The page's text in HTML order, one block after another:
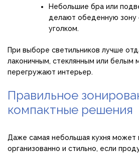
Небольшие бра или
делают обеденную зону
уголком.
При выборе светильников лучше
лаконичным, стеклянным или белым
перегружают интерьер.
Правильное
компактные решения
Даже самая небольшая кухня может
организованно и стильно, если